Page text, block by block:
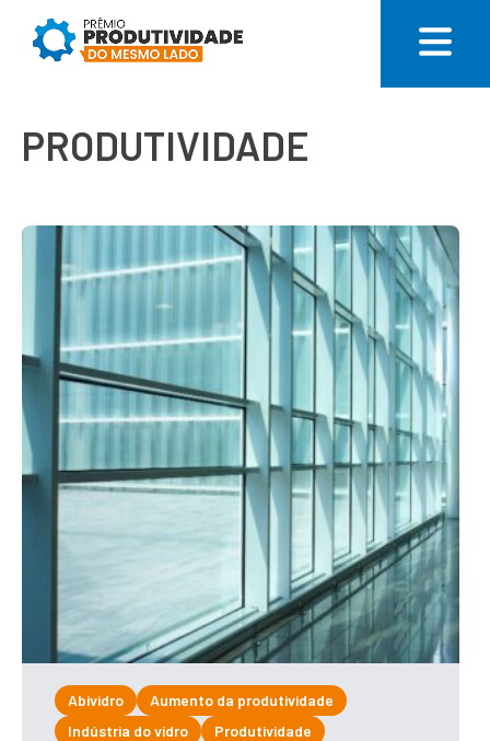
PRODUTIVIDADE
Abividro
Aumento da produtividade
Indústria do vidro
Produtividade